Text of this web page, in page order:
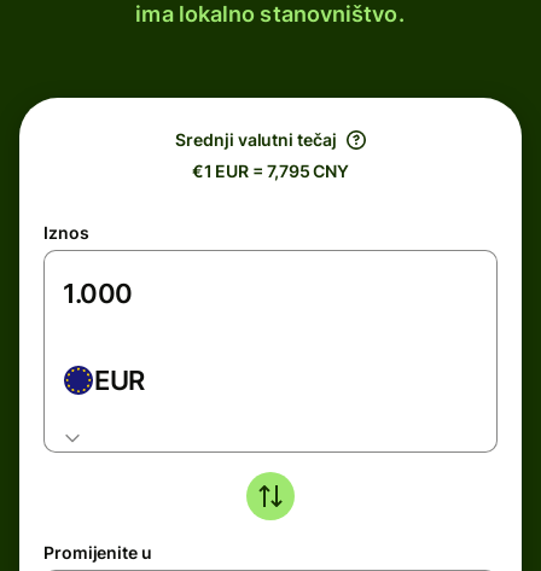
ima lokalno stanovništvo.
Srednji valutni tečaj
€1 EUR = 7,795 CNY
Iznos
EUR
Promijenite u